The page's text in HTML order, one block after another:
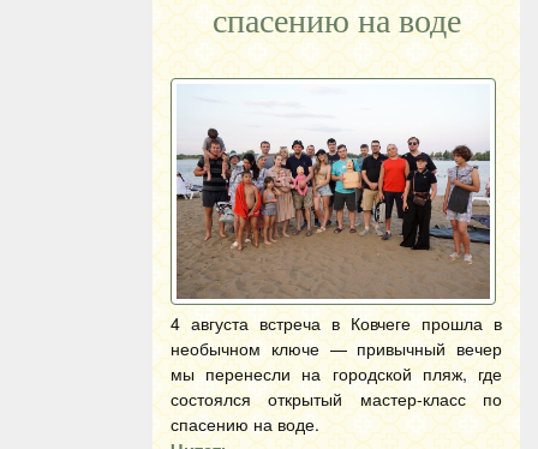
спасению на воде
4 августа встреча в Ковчеге прошла в
необычном ключе — привычный вечер
мы перенесли на городской пляж, где
состоялся открытый мастер-класс по
спасению на воде.